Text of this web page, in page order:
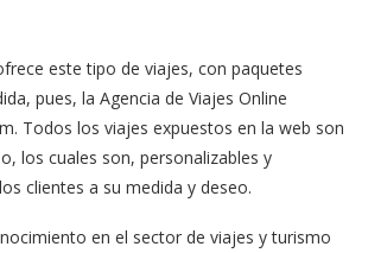
este tipo de viajes, con paquetes
pues, la Agencia de Viajes Online
Todos los viajes expuestos en la web son
los cuales son, personalizables y
clientes a su medida y deseo.
en el sector de viajes y turismo